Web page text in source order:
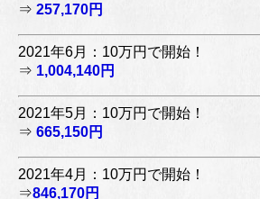
⇒ 257,170円
2021年6月：10万円で開始！
⇒ 1,004,140円
2021年5月：10万円で開始！
⇒ 665,150円
2021年4月：10万円で開始！
⇒846,170円